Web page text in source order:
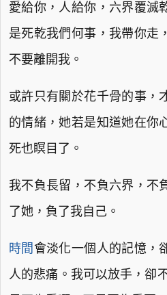
愛給你，人給你，六界覆滅
是死乾我們何事，我帶你走
不要離開我。
或許只有關於花千骨的事，
的情緒，她若是知道她在你
死也瞑目了。
我不負長留，不負六界，不
了她，負了我自己。
時間會淡化一個人的記憶，
人的悲痛。我可以放手，卻